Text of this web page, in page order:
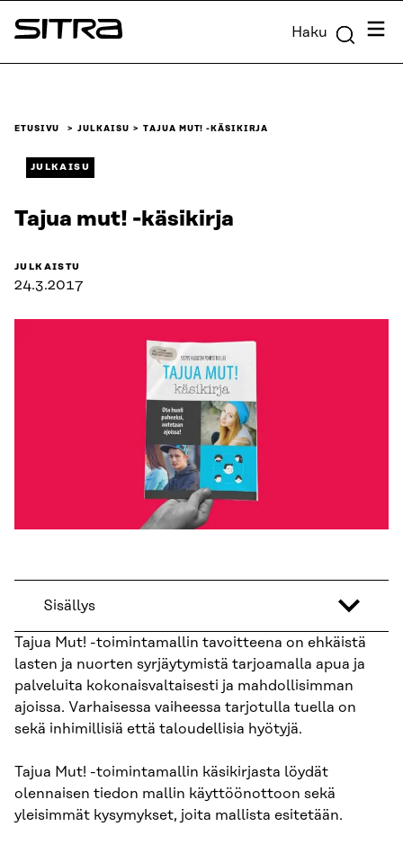
Siirry
suoraan
Sitra Haku
ETUSIVU JULKAISU TAJUA MUT! -KÄSIKIRJA
JULKAISU
Tajua mut! -käsikirja
JULKAISTU
24.3.2017
Sisällys
Tajua Mut! -toimintamallin tavoitteena on ehkäistä
lasten ja nuorten syrjäytymistä tarjoamalla apua ja
palveluita kokonaisvaltaisesti ja mahdollisimman
ajoissa. Varhaisessa vaiheessa tarjotulla tuella on
sekä inhimillisiä että taloudellisia hyötyjä.
Tajua Mut! -toimintamallin käsikirjasta löydät
olennaisen tiedon mallin käyttöönottoon sekä
yleisimmät kysymykset, joita mallista esitetään.